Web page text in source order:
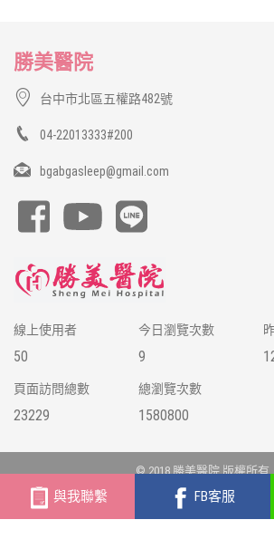
勝美醫院
台中市北區五權路482號
04-22013333#200
bgabgasleep@gmail.com
線上使用者
50
今日瀏覽次數
9
頁面訪問總數
23229
總瀏覽次數
1580800
© 2018 勝美醫院 版權所有
網站建置 /富群資訊
與我聯繫 FB客服